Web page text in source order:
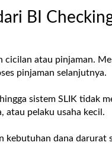
BI
cicilan atau pinjaman.
pinjaman selanjutnya.
sistem SLIK tidak
atau pelaku usaha kecil.
kebutuhan dana darurat